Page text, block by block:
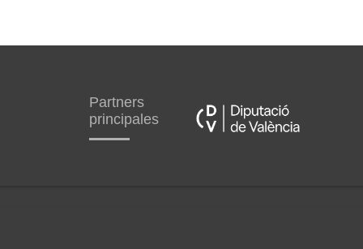
Partners
principales